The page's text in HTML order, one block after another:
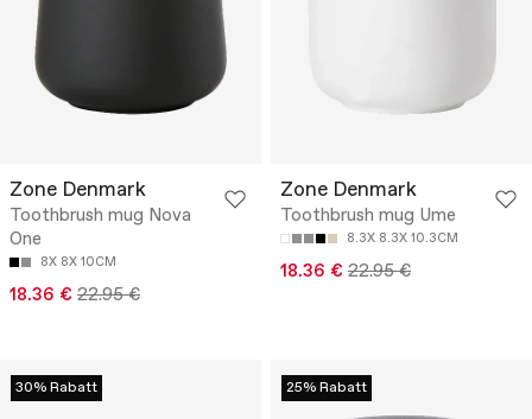
Zone Denmark
Toothbrush mug Nova
One
8X 8X 10CM
18.36 € 22.95 €
Zone Denmark
Toothbrush mug Ume
8.3X 8.3X 10.3CM
18.36 € 22.95 €
30% Rabatt 25% Rabatt